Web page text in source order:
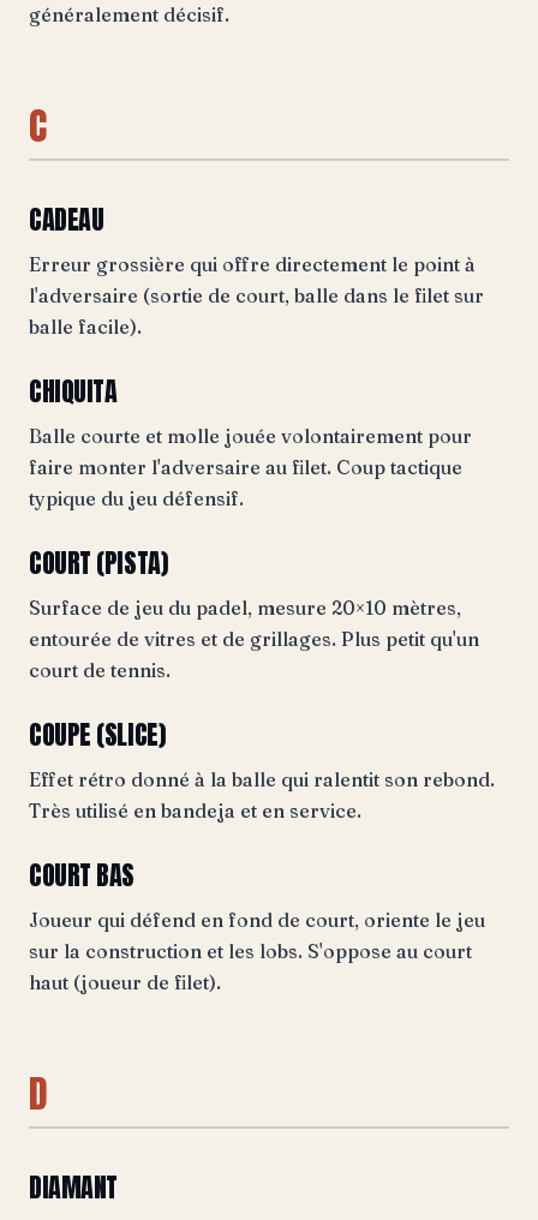
généralement décisif.
C
CADEAU
Erreur grossière qui offre directement le point à
l'adversaire (sortie de court, balle dans le filet sur
balle facile).
CHIQUITA
Balle courte et molle jouée volontairement pour
faire monter l'adversaire au filet. Coup tactique
typique du jeu défensif.
COURT (PISTA)
Surface de jeu du padel, mesure 20×10 mètres,
entourée de vitres et de grillages. Plus petit qu'un
court de tennis.
COUPE (SLICE)
Effet rétro donné à la balle qui ralentit son rebond.
Très utilisé en bandeja et en service.
COURT BAS
Joueur qui défend en fond de court, oriente le jeu
sur la construction et les lobs. S'oppose au court
haut (joueur de filet).
D
DIAMANT